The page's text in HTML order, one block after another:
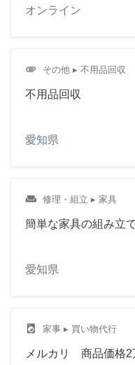
オンライン
attachment その他 ▸ 不用品回収
不用品回収
愛知県
weekend 修理・組立 ▸ 家具
簡単な家具の組み立て
愛知県
local_laundry_service 家事 ▸ 買い物代行
メルカリ 商品価格